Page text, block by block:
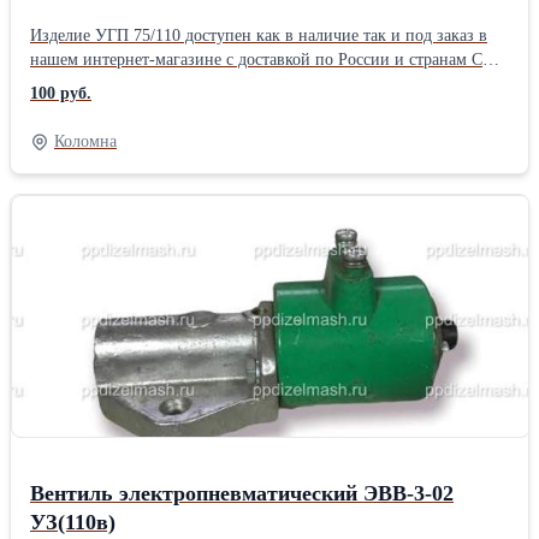
Изделие УГП 75/110 доступен как в наличие так и под заказ в
нашем интернет-магазине с доставкой по России и странам СНГ.
</p>,<p>Наша компания, помимо реализации запчастей и
инструментов, готова предложить сервисные услуги по
установке приобретенного продукта под ключ. Установка
возможна, как на территории заказчика, так и в нашем
сервисном цехе.</p>,<p>Подробную информацию Вы можете
позвонив по телефонам, которые указанные в верхней и нижней
части сайта и в разделе 'Контакты'. ООО «ПП Дизельмаш»
работает на рынке железнодорожной продукции. Основное
направление фирмы – комплексная поставка железнодорожного
оборудования, а также капитальный ремонт маневровых
тепловозов серии ТГМ, ТЭМ. ООО «ПП Дизельмаш» имеет
возможность проводить ремонт тепловозов и дизелей в
заводских условиях, а также силами выездной бригады по месту
приписки тепловоза.
100 руб.
Коломна
Вентиль электропневматический ЭВВ-3-02
УЗ(110в)